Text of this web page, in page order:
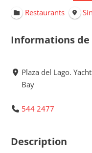
Restaurants
Informations de
Plaza del Lago.
Bay
544 2477
Description